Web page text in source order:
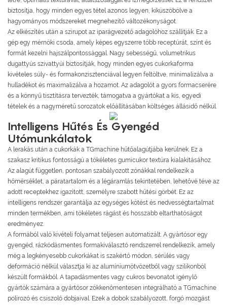
biztosítja, hogy minden egyes tétel azonos legyen, kiküszöbölve a
hagyományos módszereket megnehezítő változékonyságot.
Az elkészítés után a szirupot az iparágvezető adagolóhoz szállítják. Ez a
gép egy mérnöki csoda, amely képes egyszerre több receptúrát, színt és
formát kezelni hajszálpontossággal. Nagy sebességű, volumetrikus
dugattyús szivattyúi biztosítják, hogy minden egyes cukorkaforma
kivételes súly- és formakonzisztenciával legyen feltöltve, minimalizálva a
hulladékot és maximalizálva a hozamot. Az adagolót a gyors formacserére
és a könnyű tisztításra tervezték, támogatva a gyártókat a kis, egyedi
tételek és a nagyméretű sorozatok előállításában költséges állásidő nélkül.
Intelligens Hűtés És Gyengéd
Utómunkálatok
A lerakás után a cukorkák a TGmachine hűtőalagútjába kerülnek. Ez a
szakasz kritikus fontosságú a tökéletes gumicukor textúra kialakításához.
Az alagút független, pontosan szabályozott zónákkal rendelkezik a
hőmérséklet, a páratartalom és a légáramlás tekintetében, lehetővé téve az
adott receptekhez igazított, személyre szabott hűtési görbét. Ez az
intelligens rendszer garantálja az egységes kötést és nedvességtartalmat
minden termékben, ami tökéletes rágást és hosszabb eltarthatóságot
eredményez.
A formából való kivételi folyamat teljesen automatizált. A gyártósor egy
gyengéd, rázkódásmentes formakiválasztó rendszerrel rendelkezik, amely
még a legkényesebb cukorkákat is szakértő módon, sérülés vagy
deformáció nélkül választja ki az alumíniumötvözetből vagy szilikonból
készült formákból. A tapadásmentes vagy cukros bevonatot igénylő
gyártók számára a gyártósor zökkenőmentesen integrálható a TGmachine
polírozó és csiszoló dobjaival. Ezek a dobok szabályozott, forgó mozgást